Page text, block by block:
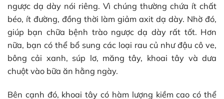
ngược dạ dày nói riêng. Vì chúng thường chứa ít chất
béo, ít đường, đồng thời làm giảm axit dạ dày. Nhờ đó,
giúp bạn chữa bệnh trào ngược dạ dày rất tốt. Hơn
nữa, bạn có thể bổ sung các loại rau củ như đậu cô ve,
bông cải xanh, súp lơ, măng tây, khoai tây và dưa
chuột vào bữa ăn hằng ngày.
Bên cạnh đó, khoai tây có hàm lượng kiềm cao có thể